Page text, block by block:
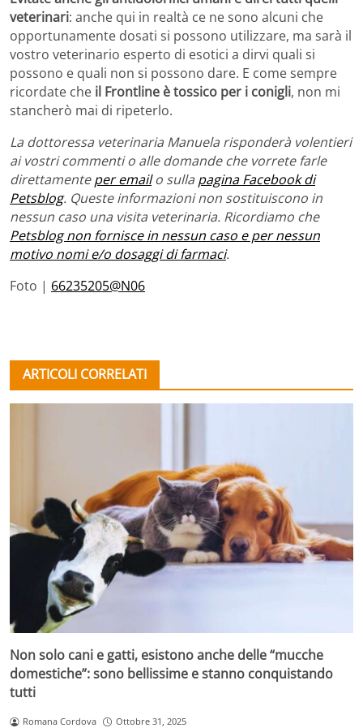
veterinari: anche qui in realtà ce ne sono alcuni che
opportunamente dosati si possono utilizzare, ma sarà il
vostro veterinario esperto di esotici a dirvi quali si
possono e quali non si possono dare. E come sempre
ricordate che il Frontline è tossico per i conigli, non mi
stancherò mai di ripeterlo.
La dottoressa veterinaria Manuela risponderà volentieri
ai vostri commenti o alle domande che vorrete farle
direttamenteper emailo sulla pagina Facebook di
Petsblog. Queste informazioni non sostituiscono in
nessun caso una visita veterinaria. Ricordiamo che
Petsblog non fornisce in nessun caso e per nessun
motivo nomi e/o dosaggi di farmaci.
Foto | 66235205@N06
ARTICOLI CORRELATI
Non solo cani e gatti, esistono anche delle “mucche
domestiche”: sono bellissime e stanno conquistando
tutti
Romana Cordova Ottobre 31, 2025